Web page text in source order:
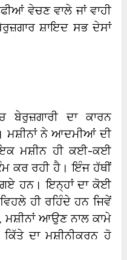
ਵੇਚਣ ਵਾਲੇ ਜਾਂ ਵਾਹੀ
ਸ਼ਾਇਦ ਸਭ ਦੇਸਾਂ
ਬੇਰੁਜ਼ਗਾਰੀ ਦਾ ਕਾਰਨ
ਮਸ਼ੀਨਾਂ ਨੇ ਆਦਮੀਆਂ ਦੀ
ਮਸ਼ੀਨ ਹੀ ਕਈ-ਕਈ
ਕਰ ਰਹੀ ਹੈ। ਇੰਜ ਹੱਥੀਂ
ਹਨ। ਇਨ੍ਹਾਂ ਦਾ ਕੋਈ
ਹੀ ਰਹਿੰਦੇ ਹਨ ਜਿਵੇਂ
ਮਸ਼ੀਨਾਂ ਆਉਣ ਨਾਲ ਕਾਮੇ
ਦਾ ਮਸ਼ੀਨੀਕਰਨ ਹੋ